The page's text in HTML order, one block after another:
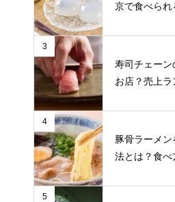
京で食べられ
3
寿司チェー
お店？売上ラ
4
豚骨ラーメ
法とは？食べ
5